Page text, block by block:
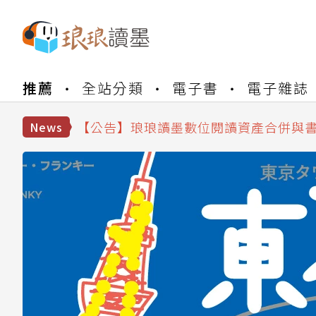
推薦 全站分類 電子書 電子雜誌
News
【公告】因 Readmoo 讀墨系統維護中
【公告】琅琅讀墨書櫃開通常見問題
【公告】琅琅書店服務升級重要說明及
【公告】因 Readmoo 讀墨系統維護